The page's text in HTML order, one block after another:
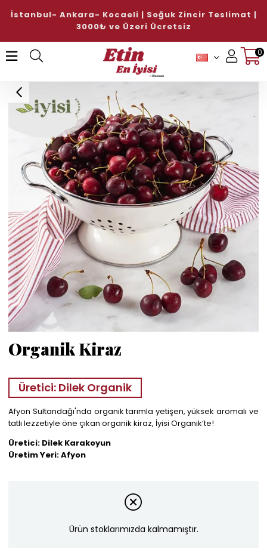
Ankara- Kocaeli | Soğuk Zincir Teslimat |
3000₺ ve Üzeri Ücretsiz
Üye Girişi
0
Organik Kiraz
Üretici: Dilek Organik
Afyon Sultandağı'nda organik tarımla yetişen, yüksek aromalı ve
tatlı lezzetiyle öne çıkan organik kiraz, İyisi Organik’te!
Üretici: Dilek Karakoyun
Üretim Yeri: Afyon
Ürün stoklarımızda kalmamıştır.